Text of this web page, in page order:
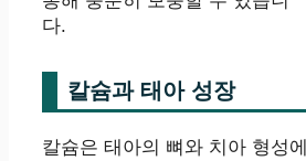
다.
칼슘과 태아 성장
칼슘은 태아의 뼈와 치아 형성에